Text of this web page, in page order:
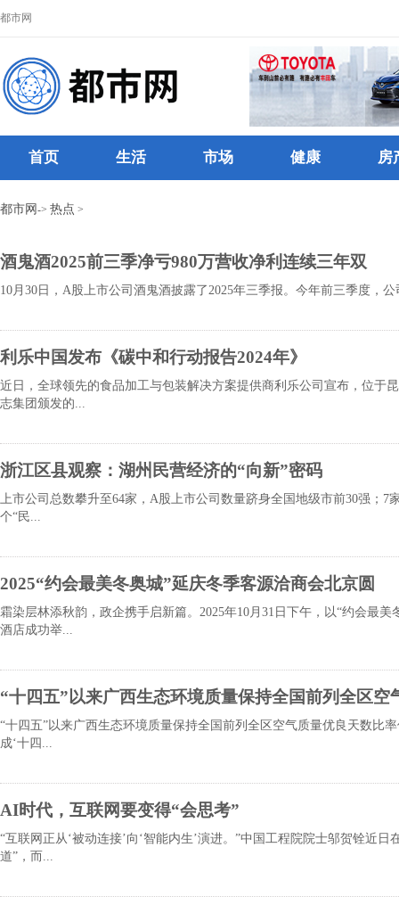
都市网
首页 生活 市场 健康 房
都市网 -> 热点 >
酒鬼酒2025前三季净亏980万营收净利连续三年双
10月30日，A股上市公司酒鬼酒披露了2025年三季报。今年前三季度，
利乐中国发布《碳中和行动报告2024年》
近日，全球领先的食品加工与包装解决方案提供商利乐公司宣布，位于
志集团颁发的...
浙江区县观察：湖州民营经济的“向新”密码
上市公司总数攀升至64家，A股上市公司数量跻身全国地级市前30强；
个“民...
2025“约会最美冬奥城”延庆冬季客源洽商会北京圆
霜染层林添秋韵，政企携手启新篇。2025年10月31日下午，以“约会最
酒店成功举...
“十四五”以来广西生态环境质量保持全国前列全区空
“十四五”以来广西生态环境质量保持全国前列全区空气质量优良天数比
成‘十四...
AI时代，互联网要变得“会思考”
“互联网正从‘被动连接’向‘智能内生’演进。”中国工程院院士邬贺铨近
道”，而...